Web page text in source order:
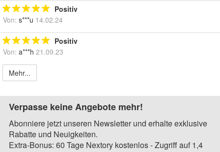
Positiv
Von: s***u 14.02.24
Positiv
Von: a***h 21.09.23
Mehr...
Verpasse keine Angebote mehr!
Abonniere jetzt unseren Newsletter und erhalte exklusive
Rabatte und Neuigkeiten.
Extra-Bonus: 60 Tage Nextory kostenlos - Zugriff auf 1,4